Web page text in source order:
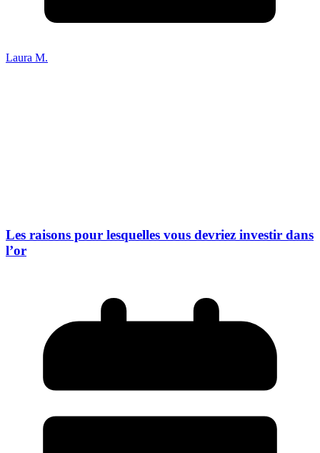
Laura M.
Les raisons pour lesquelles vous devriez investir dans
l’or